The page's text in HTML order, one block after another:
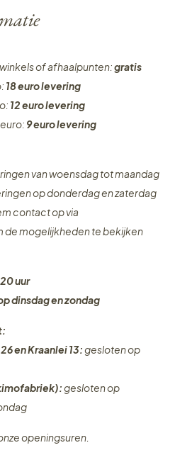
of afhaalpunten:gratis
18 euro levering
12 euro levering
9 euro levering
van woensdag tot maandag
op donderdag en zaterdag
contact op via
de mogelijkheden te bekijken
uur
dinsdag en zondag
en Kraanlei 13:gesloten op
gesloten op
openingsuren.